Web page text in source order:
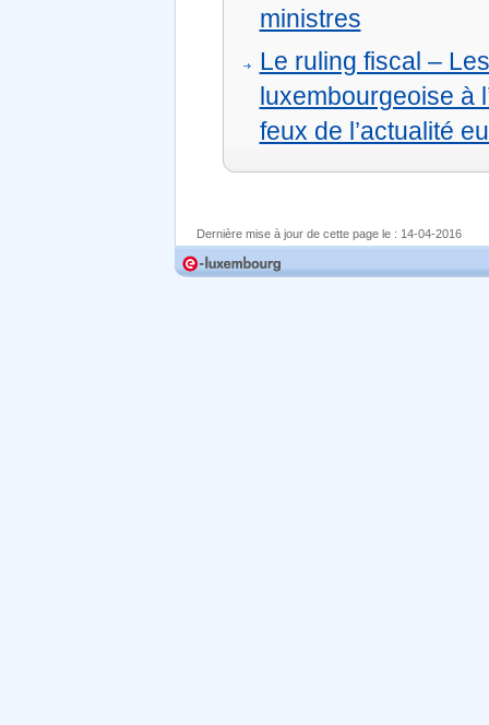
ministres
Le ruling fiscal –
luxembourgeoise à
feux de l’actualité
Dernière mise à jour de cette page le : 14-04-2016